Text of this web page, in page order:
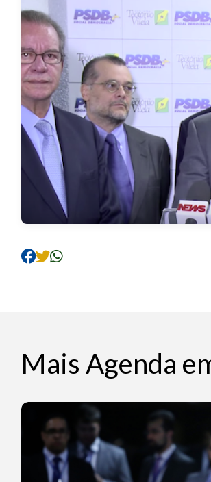
Mais Agenda